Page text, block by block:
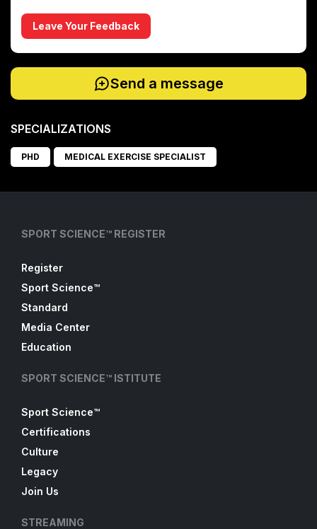
Leave Your Feedback
Send a message
SPECIALIZATIONS
PHD MEDICAL EXERCISE SPECIALIST
SPORT SCIENCE™ REGISTER
Register
Sport Science™
Standard
Media Center
Education
SPORT SCIENCE™ ISTITUTE
Sport Science™
Certifications
Culture
Legacy
Join Us
STREAMING